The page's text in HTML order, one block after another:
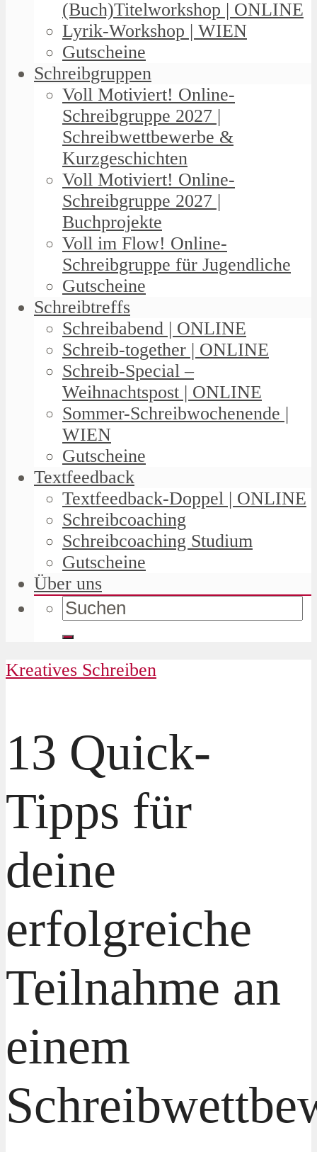
(Buch)Titelworkshop | ONLINE
Lyrik-Workshop | WIEN
Gutscheine
Schreibgruppen
Voll Motiviert! Online-
Schreibgruppe 2027 |
Schreibwettbewerbe &
Kurzgeschichten
Voll Motiviert! Online-
Schreibgruppe 2027 |
Buchprojekte
Voll im Flow! Online-
Schreibgruppe für Jugendliche
Gutscheine
Schreibtreffs
Schreibabend | ONLINE
Schreib-together | ONLINE
Schreib-Special –
Weihnachtspost | ONLINE
Sommer-Schreibwochenende |
WIEN
Gutscheine
Textfeedback
Textfeedback-Doppel | ONLINE
Schreibcoaching
Schreibcoaching Studium
Gutscheine
Über uns
Kreatives Schreiben
13 Quick-
Tipps für
deine
erfolgreiche
Teilnahme an
einem